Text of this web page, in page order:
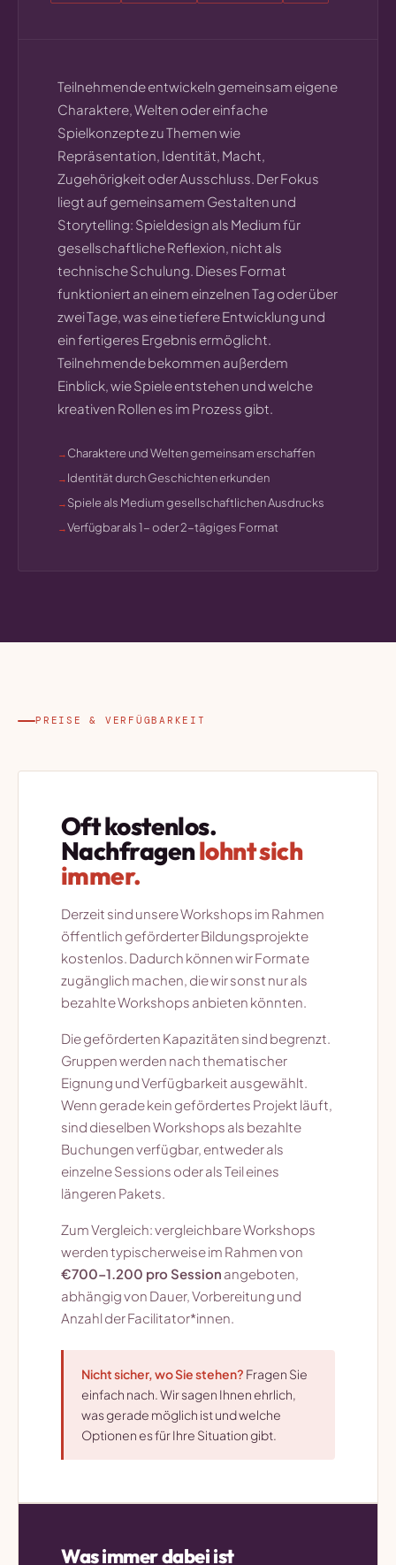
Teilnehmende entwickeln gemeinsam eigene
Charaktere, Welten oder einfache
Spielkonzepte zu Themen wie
Repräsentation, Identität, Macht,
Zugehörigkeit oder Ausschluss. Der Fokus
liegt auf gemeinsamem Gestalten und
Storytelling: Spieldesign als Medium für
gesellschaftliche Reflexion, nicht als
technische Schulung. Dieses Format
funktioniert an einem einzelnen Tag oder über
zwei Tage, was eine tiefere Entwicklung und
ein fertigeres Ergebnis ermöglicht.
Teilnehmende bekommen außerdem
Einblick, wie Spiele entstehen und welche
kreativen Rollen es im Prozess gibt.
Charaktere und Welten gemeinsam erschaffen
Identität durch Geschichten erkunden
Spiele als Medium gesellschaftlichen Ausdrucks
Verfügbar als 1- oder 2-tägiges Format
PREISE & VERFÜGBARKEIT
Oft kostenlos.
Nachfragenlohnt sich
immer.
Derzeit sind unsere Workshops im Rahmen
öffentlich geförderter Bildungsprojekte
kostenlos. Dadurch können wir Formate
zugänglich machen, die wir sonst nur als
bezahlte Workshops anbieten könnten.
Die geförderten Kapazitäten sind begrenzt.
Gruppen werden nach thematischer
Eignung und Verfügbarkeit ausgewählt.
Wenn gerade kein gefördertes Projekt läuft,
sind dieselben Workshops als bezahlte
Buchungen verfügbar, entweder als
einzelne Sessions oder als Teil eines
längeren Pakets.
Zum Vergleich: vergleichbare Workshops
werden typischerweise im Rahmen von
€700–1.200 pro Session angeboten,
abhängig von Dauer, Vorbereitung und
Anzahl der Facilitator*innen.
Nicht sicher, wo Sie stehen? Fragen Sie
einfach nach. Wir sagen Ihnen ehrlich,
was gerade möglich ist und welche
Optionen es für Ihre Situation gibt.
Was immer dabei ist